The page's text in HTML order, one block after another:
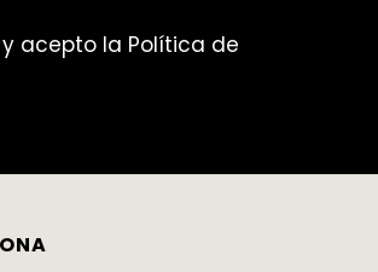
acepto la Política de